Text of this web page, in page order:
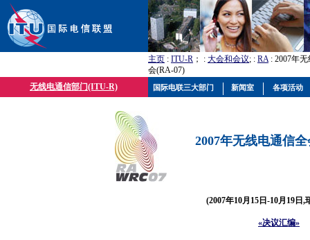
主页 : ITU-R ； : 大会和会议; : RA: 2007年
会(RA-07)
无线电通信部门(ITU-R)
2007年无线电通信
(2007年10月15日-10月19日,
«决议汇编»
国际电联三大部门 新闻室 各项活动